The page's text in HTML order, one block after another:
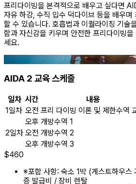
프리다이빙을 본격적으로 배우고 싶다면
자유 하강, 수직 입수 덕다이브 등을 배우
할 수 있습니다. 호흡법과 이퀄라이징 기술
함과 자신감을 키우며 안전한 프리다이빙
세요.
AIDA 2 교육 스케줄
일차 시간
내용
1일차 오전 프리 다이빙 이론 및 제한수역
오후 개방수역 1
2일차 오전 개방수역 2
오후 개방수역 3
$460
※포함 사항: 숙소 1박 (게스트하우스
증 발급비 / 장비 렌탈